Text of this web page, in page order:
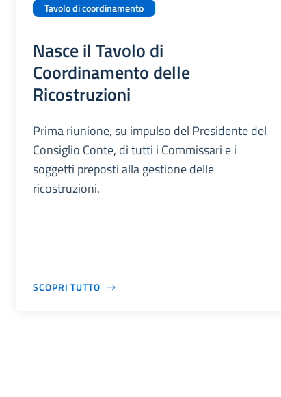
Tavolo di coordinamento
Nasce il Tavolo di
Coordinamento delle
Ricostruzioni
Prima riunione, su impulso del Presidente del
Consiglio Conte, di tutti i Commissari e i
soggetti preposti alla gestione delle
ricostruzioni.
SCOPRI TUTTO